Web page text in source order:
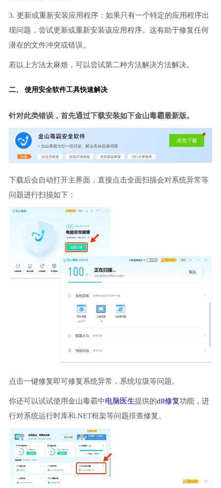
3. 更新或重新安装应用程序：如果只有一个特定的应用程序出
现问题，尝试更新或重新安装该应用程序。这有助于修复任何
潜在的文件冲突或错误。
若以上方法太麻烦，可以尝试第二种方法解决方法解决。
二、 使用安全软件工具快速解决
针对此类错误，首先通过下载安装如下金山毒霸最新版。
下载后会自动打开主界面，直接点击全面扫描会对系统异常等
问题进行扫描如下：
点击一键修复即可修复系统异常，系统垃圾等问题。
你还可以试试使用金山毒霸中电脑医生提供的dll修复功能，进
行对系统运行时库和.NET框架等问题排查修复。